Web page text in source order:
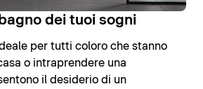
dei tuoi sogni
per tutti coloro che stanno
o intraprendere una
il desiderio di un